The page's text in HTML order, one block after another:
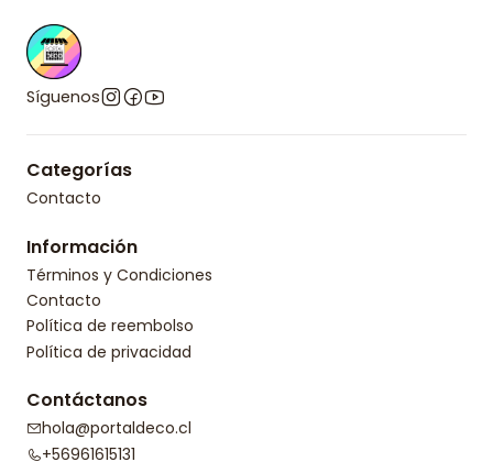
Síguenos
Categorías
Contacto
Información
Términos y Condiciones
Contacto
Política de reembolso
Política de privacidad
Contáctanos
hola@portaldeco.cl
+56961615131